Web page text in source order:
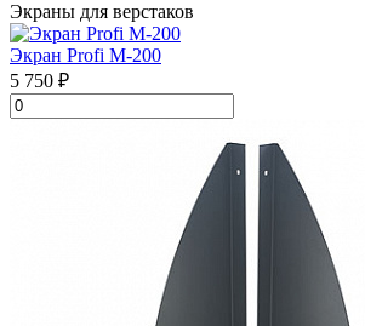
Экраны для верстаков
Экран Profi M-200
5 750 ₽